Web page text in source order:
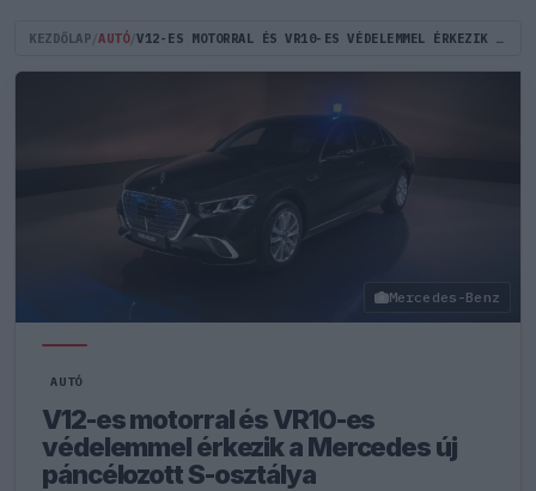
KEZDŐLAP /AUTÓ/ V12-ES MOTORRAL ÉS VR10-ES VÉDELEMMEL ÉRKEZIK A MERCEDES ÚJ PÁNCÉLOZOTT S-OSZTÁLYA
Mercedes-Benz
AUTÓ
V12-es motorral és VR10-es
védelemmel érkezik a Mercedes új
páncélozott S-osztálya